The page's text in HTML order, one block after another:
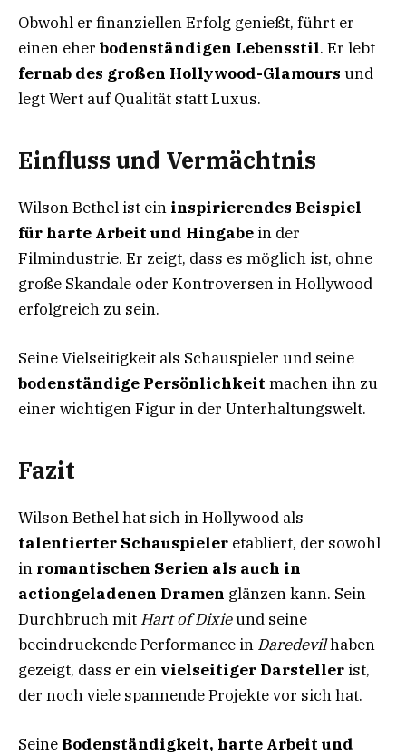
Obwohl er finanziellen Erfolg genießt, führt er
einen eher bodenständigen Lebensstil. Er lebt
fernab des großen Hollywood-Glamours und
legt Wert auf Qualität statt Luxus.
Einfluss und Vermächtnis
Wilson Bethel ist ein inspirierendes Beispiel
für harte Arbeit und Hingabe in der
Filmindustrie. Er zeigt, dass es möglich ist, ohne
große Skandale oder Kontroversen in Hollywood
erfolgreich zu sein.
Seine Vielseitigkeit als Schauspieler und seine
bodenständige Persönlichkeit machen ihn zu
einer wichtigen Figur in der Unterhaltungswelt.
Fazit
Wilson Bethel hat sich in Hollywood als
talentierter Schauspieler etabliert, der sowohl
in romantischen Serien als auch in
actiongeladenen Dramen glänzen kann. Sein
Durchbruch mit Hart of Dixieund seine
beeindruckende Performance in Daredevilhaben
gezeigt, dass er ein vielseitiger Darsteller ist,
der noch viele spannende Projekte vor sich hat.
Seine Bodenständigkeit, harte Arbeit und